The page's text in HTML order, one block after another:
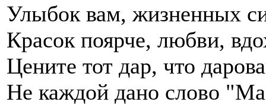
Улыбок вам, жизненных
Красок поярче, любви,
Цените тот дар, что
Не каждой дано слово